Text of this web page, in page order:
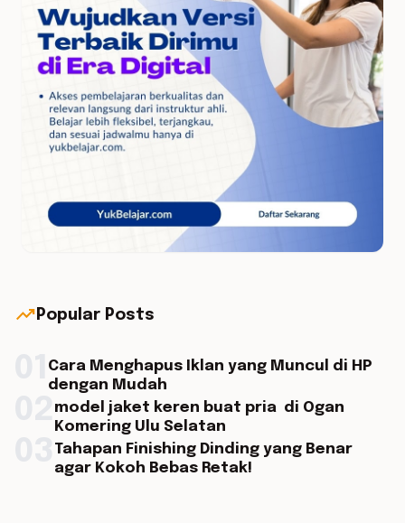
trending_up Popular Posts
Cara Menghapus Iklan yang Muncul di HP
dengan Mudah
model jaket keren buat pria di Ogan
Komering Ulu Selatan
Tahapan Finishing Dinding yang Benar
agar Kokoh Bebas Retak!